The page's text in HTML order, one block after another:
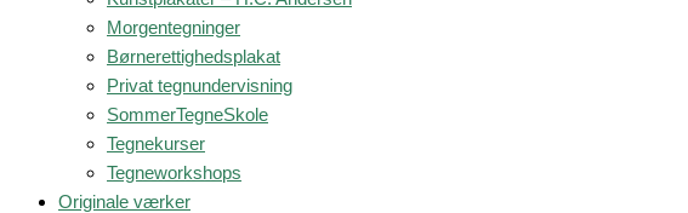
Morgentegninger
Børnerettighedsplakat
Privat tegnundervisning
SommerTegneSkole
Tegnekurser
Tegneworkshops
Originale værker